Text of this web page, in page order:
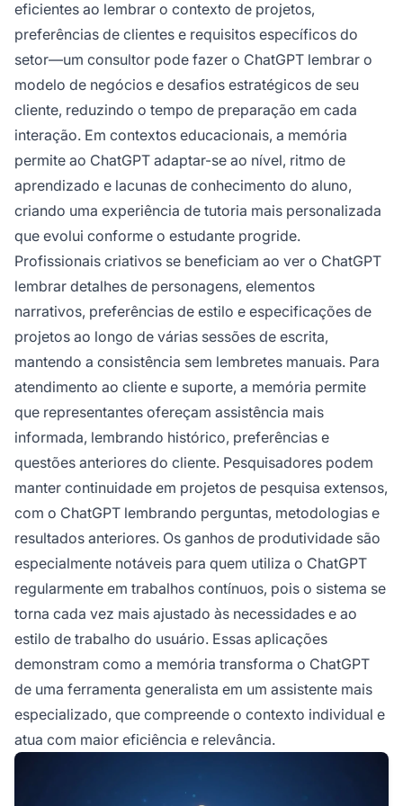
eficientes ao lembrar o contexto de projetos,
preferências de clientes e requisitos específicos do
setor—um consultor pode fazer o ChatGPT lembrar o
modelo de negócios e desafios estratégicos de seu
cliente, reduzindo o tempo de preparação em cada
interação. Em contextos educacionais, a memória
permite ao ChatGPT adaptar-se ao nível, ritmo de
aprendizado e lacunas de conhecimento do aluno,
criando uma experiência de tutoria mais personalizada
que evolui conforme o estudante progride.
Profissionais criativos se beneficiam ao ver o ChatGPT
lembrar detalhes de personagens, elementos
narrativos, preferências de estilo e especificações de
projetos ao longo de várias sessões de escrita,
mantendo a consistência sem lembretes manuais. Para
atendimento ao cliente e suporte, a memória permite
que representantes ofereçam assistência mais
informada, lembrando histórico, preferências e
questões anteriores do cliente. Pesquisadores podem
manter continuidade em projetos de pesquisa extensos,
com o ChatGPT lembrando perguntas, metodologias e
resultados anteriores. Os ganhos de produtividade são
especialmente notáveis para quem utiliza o ChatGPT
regularmente em trabalhos contínuos, pois o sistema se
torna cada vez mais ajustado às necessidades e ao
estilo de trabalho do usuário. Essas aplicações
demonstram como a memória transforma o ChatGPT
de uma ferramenta generalista em um assistente mais
especializado, que compreende o contexto individual e
atua com maior eficiência e relevância.